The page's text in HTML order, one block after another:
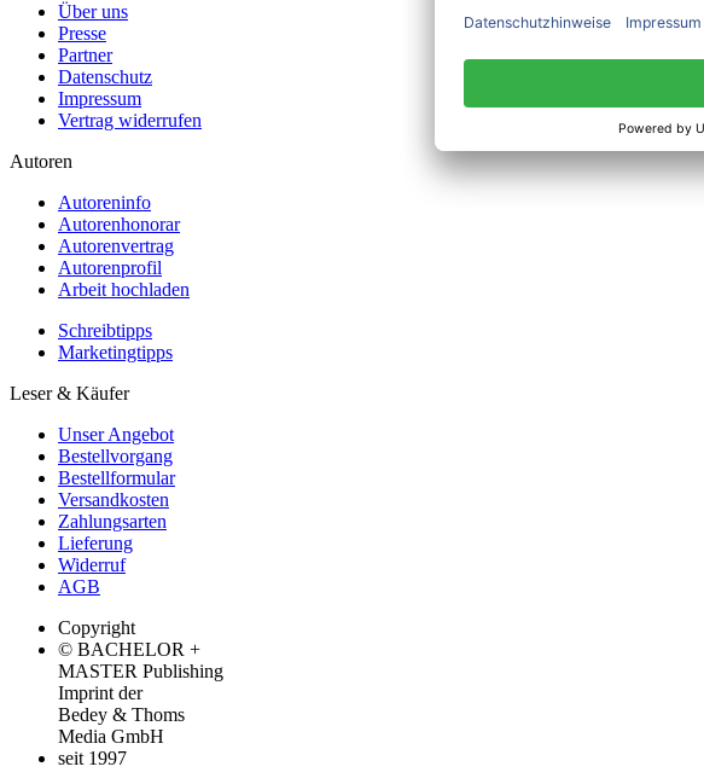
Über uns
Presse
Partner
Datenschutz
Impressum
Vertrag widerrufen
Autoren
Autoreninfo
Autorenhonorar
Autorenvertrag
Autorenprofil
Arbeit hochladen
Schreibtipps
Marketingtipps
Leser & Käufer
Unser Angebot
Bestellvorgang
Bestellformular
Versandkosten
Zahlungsarten
Lieferung
Widerruf
AGB
Copyright
© BACHELOR +
MASTER Publishing
Imprint der
Bedey & Thoms
Media GmbH
seit 1997